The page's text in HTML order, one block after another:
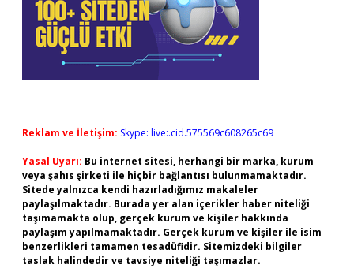
Reklam ve İletişim: Skype: live:.cid.575569c608265c69
Yasal Uyarı: Bu internet sitesi, herhangi bir marka, kurum
veya şahıs şirketi ile hiçbir bağlantısı bulunmamaktadır.
Sitede yalnızca kendi hazırladığımız makaleler
paylaşılmaktadır. Burada yer alan içerikler haber niteliği
taşımamakta olup, gerçek kurum ve kişiler hakkında
paylaşım yapılmamaktadır. Gerçek kurum ve kişiler ile isim
benzerlikleri tamamen tesadüfidir. Sitemizdeki bilgiler
taslak halindedir ve tavsiye niteliği taşımazlar.